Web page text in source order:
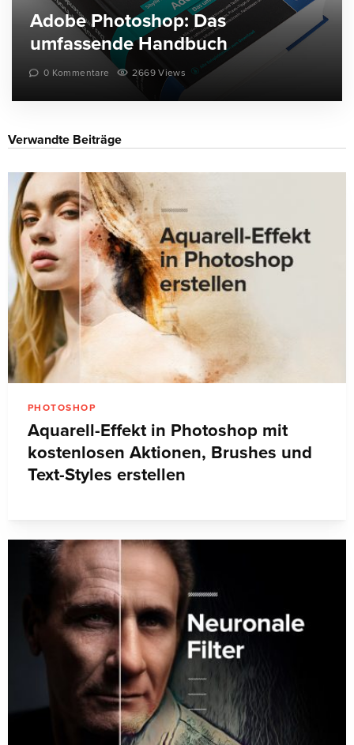
Adobe Photoshop: Das
umfassende Handbuch
0 Kommentare 2669 Views
Verwandte Beiträge
PHOTOSHOP
Aquarell-Effekt in Photoshop mit
kostenlosen Aktionen, Brushes und
Text-Styles erstellen